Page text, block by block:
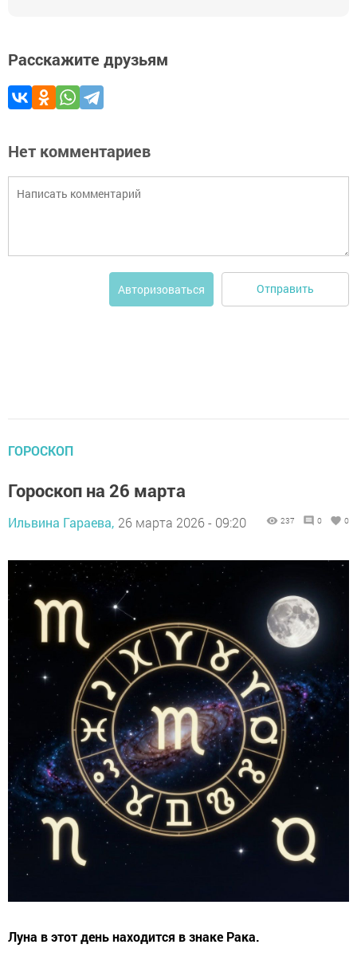
Расскажите друзьям
Нет комментариев
Авторизоваться Отправить
ГОРОСКОП
Гороскоп на 26 марта
Ильвина Гараева, 26 марта 2026 - 09:20 237 0 0
Луна в этот день находится в знаке Рака.